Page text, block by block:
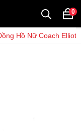
0
Hồ Nữ Coach Elliot